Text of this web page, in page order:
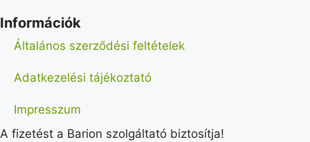
Információk
Általános szerződési feltételek
Adatkezelési tájékoztató
Impresszum
A fizetést a Barion szolgáltató biztosítja!